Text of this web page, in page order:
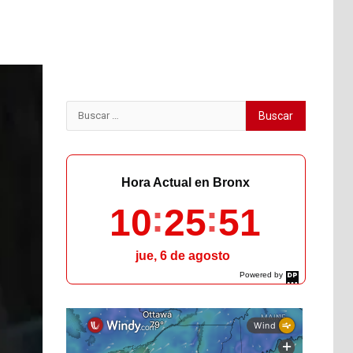
Buscar:
Powered by
DaysPedia.com
Hora Actual en Bronx
10 25 52
jue, 6 de agosto